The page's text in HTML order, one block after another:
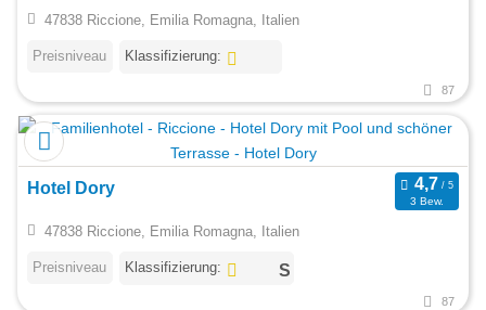
47838 Riccione, Emilia Romagna, Italien
Preisniveau Klassifizierung:
87
Hotel Dory
3 Bew.
47838 Riccione, Emilia Romagna, Italien
Preisniveau Klassifizierung:
87